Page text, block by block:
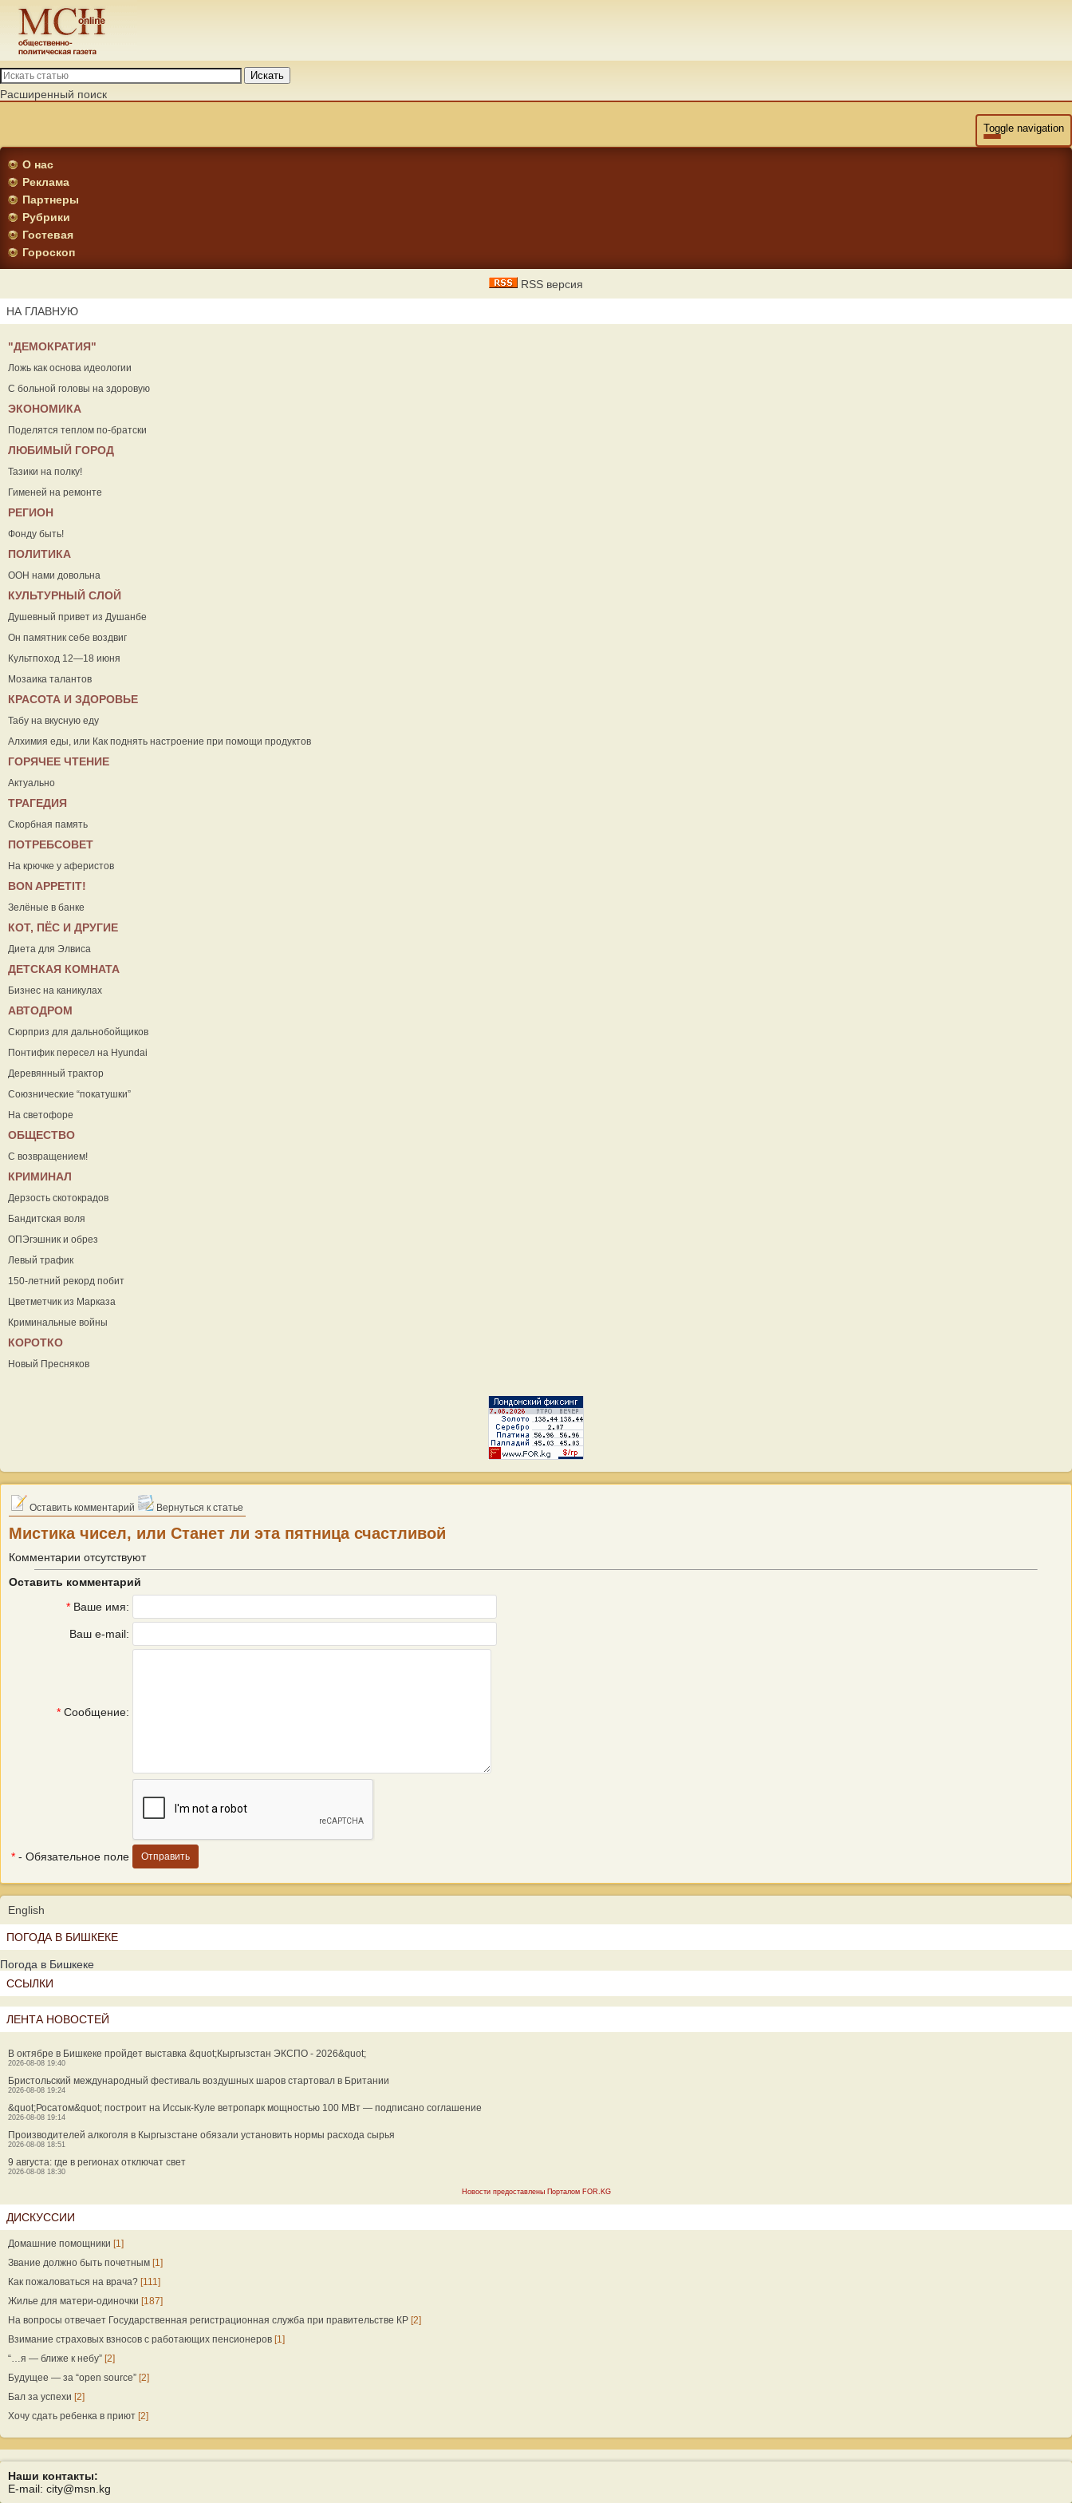
Искать
Расширенный поиск
Toggle navigation
О нас
Реклама
Партнеры
Рубрики
Гостевая
Гороскоп
RSS версия
НА ГЛАВНУЮ
"ДЕМОКРАТИЯ"
Ложь как основа идеологии
С больной головы на здоровую
ЭКОНОМИКА
Поделятся теплом по-братски
ЛЮБИМЫЙ ГОРОД
Тазики на полку!
Гименей на ремонте
РЕГИОН
Фонду быть!
ПОЛИТИКА
ООН нами довольна
КУЛЬТУРНЫЙ СЛОЙ
Душевный привет из Душанбе
Он памятник себе воздвиг
Культпоход 12—18 июня
Мозаика талантов
КРАСОТА И ЗДОРОВЬЕ
Табу на вкусную еду
Алхимия еды, или Как поднять настроение при помощи продуктов
ГОРЯЧЕЕ ЧТЕНИЕ
Актуально
ТРАГЕДИЯ
Скорбная память
ПОТРЕБСОВЕТ
На крючке у аферистов
ВON APPETIT!
Зелёные в банке
КОТ, ПЁС И ДРУГИЕ
Диета для Элвиса
ДЕТСКАЯ КОМНАТА
Бизнес на каникулах
АВТОДРОМ
Сюрприз для дальнобойщиков
Понтифик пересел на Hyundai
Деревянный трактор
Союзнические “покатушки”
На светофоре
ОБЩЕСТВО
С возвращением!
КРИМИНАЛ
Дерзость скотокрадов
Бандитская воля
ОПЭгэшник и обрез
Левый трафик
150-летний рекорд побит
Цветметчик из Марказа
Криминальные войны
КОРОТКО
Новый Пресняков
Оставить комментарий Вернуться к статье
Мистика чисел, или Станет ли эта пятница счастливой
Комментарии отсутствуют
Оставить комментарий
* Ваше имя:
Ваш e-mail:
* Сообщение:
* - Обязательное поле
English
ПОГОДА В БИШКЕКЕ
Погода в Бишкеке
ССЫЛКИ
ЛЕНТА НОВОСТЕЙ
В октябре в Бишкеке пройдет выставка &quot;Кыргызстан ЭКСПО - 2026&quot;
2026-08-08 19:40
Бристольский международный фестиваль воздушных шаров стартовал в Британии
2026-08-08 19:24
&quot;Росатом&quot; построит на Иссык-Куле ветропарк мощностью 100 МВт — подписано соглашение
2026-08-08 19:14
Производителей алкоголя в Кыргызстане обязали установить нормы расхода сырья
2026-08-08 18:51
9 августа: где в регионах отключат свет
2026-08-08 18:30
Новости предоставлены Порталом FOR.KG
ДИСКУССИИ
Домашние помощники [1]
Звание должно быть почетным [1]
Как пожаловаться на врача? [111]
Жилье для матери-одиночки [187]
На вопросы отвечает Государственная регистрационная служба при правительстве КР [2]
Взимание страховых взносов с работающих пенсионеров [1]
“…я — ближе к небу” [2]
Будущее — за “open source” [2]
Бал за успехи [2]
Хочу сдать ребенка в приют [2]
Наши контакты:
E-mail: city@msn.kg